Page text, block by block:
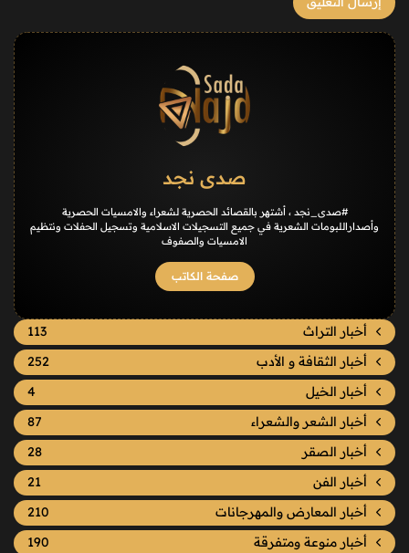
صدى نجد
#صدى_نجد ، أشتهر بالقصائد الحصرية لشعراء والامسيات الحصرية
وأصداراللبومات الشعرية في جميع التسجيلات الاسلامية وتسجيل الحفلات ونتظيم
الامسيات والصفوف
صفحة الكاتب
أخبار التراث
113
أخبار الثقافة و الأدب
252
أخبار الخيل
4
أخبار الشعر والشعراء
87
أخبار الصقر
28
أخبار الفن
21
أخبار المعارض والمهرجانات
210
أخبار منوعة ومتفرقة
190